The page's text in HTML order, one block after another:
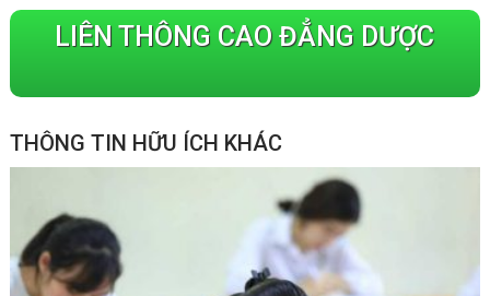
LIÊN THÔNG CAO ĐẲNG DƯỢC
THÔNG TIN HỮU ÍCH KHÁC